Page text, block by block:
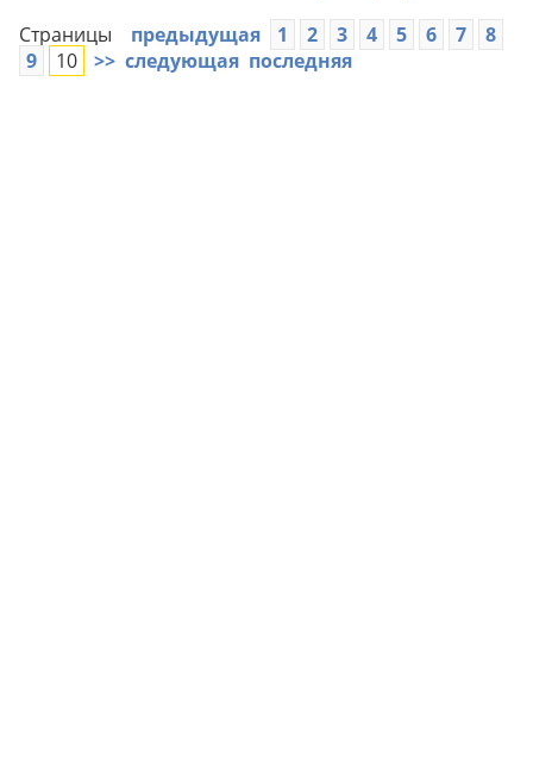
Страницы предыдущая 1 2 3 4 5 6 7
8
9
10 >> следующая последняя